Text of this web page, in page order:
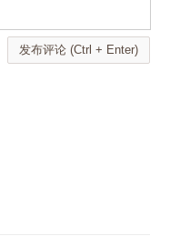
发布评论 (Ctrl + Enter)